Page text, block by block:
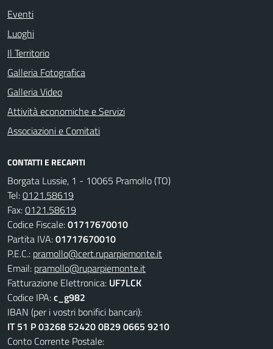
Eventi
Luoghi
Il Territorio
Galleria Fotografica
Galleria Video
Attività economiche e Servizi
Associazioni e Comitati
CONTATTI E RECAPITI
Borgata Lussie, 1 - 10065 Pramollo (TO)
Tel:0121.58619
Fax:0121.58619
Codice Fiscale:01717670010
Partita IVA:01717670010
P.E.C.: pramollo@cert.ruparpiemonte.it
Email: pramollo@ruparpiemonte.it
Fatturazione Elettronica: UF7LCK
Codice IPA:c_g982
IBAN (per i vostri bonifici bancari):
IT 51 P 03268 52420 0B29 0665 9210
Conto Corrente Postale: